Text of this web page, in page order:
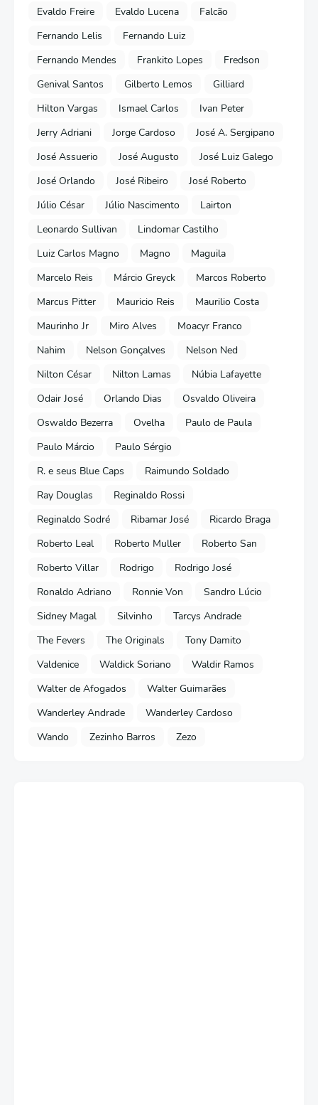
Evaldo Freire
Evaldo Lucena
Falcão
Fernando Lelis
Fernando Luiz
Fernando Mendes
Frankito Lopes
Fredson
Genival Santos
Gilberto Lemos
Gilliard
Hilton Vargas
Ismael Carlos
Ivan Peter
Jerry Adriani
Jorge Cardoso
José A. Sergipano
José Assuerio
José Augusto
José Luiz Galego
José Orlando
José Ribeiro
José Roberto
Júlio César
Júlio Nascimento
Lairton
Leonardo Sullivan
Lindomar Castilho
Luiz Carlos Magno
Magno
Maguila
Marcelo Reis
Márcio Greyck
Marcos Roberto
Marcus Pitter
Mauricio Reis
Maurilio Costa
Maurinho Jr
Miro Alves
Moacyr Franco
Nahim
Nelson Gonçalves
Nelson Ned
Nilton César
Nilton Lamas
Núbia Lafayette
Odair José
Orlando Dias
Osvaldo Oliveira
Oswaldo Bezerra
Ovelha
Paulo de Paula
Paulo Márcio
Paulo Sérgio
R. e seus Blue Caps
Raimundo Soldado
Ray Douglas
Reginaldo Rossi
Reginaldo Sodré
Ribamar José
Ricardo Braga
Roberto Leal
Roberto Muller
Roberto San
Roberto Villar
Rodrigo
Rodrigo José
Ronaldo Adriano
Ronnie Von
Sandro Lúcio
Sidney Magal
Silvinho
Tarcys Andrade
The Fevers
The Originals
Tony Damito
Valdenice
Waldick Soriano
Waldir Ramos
Walter de Afogados
Walter Guimarães
Wanderley Andrade
Wanderley Cardoso
Wando
Zezinho Barros Zezo